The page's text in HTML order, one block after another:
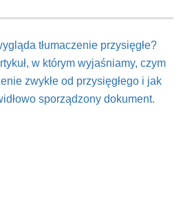
tłumaczenie przysięgłe?
w którym wyjaśniamy, czym
zwykłe od przysięgłego i jak
sporządzony dokument.